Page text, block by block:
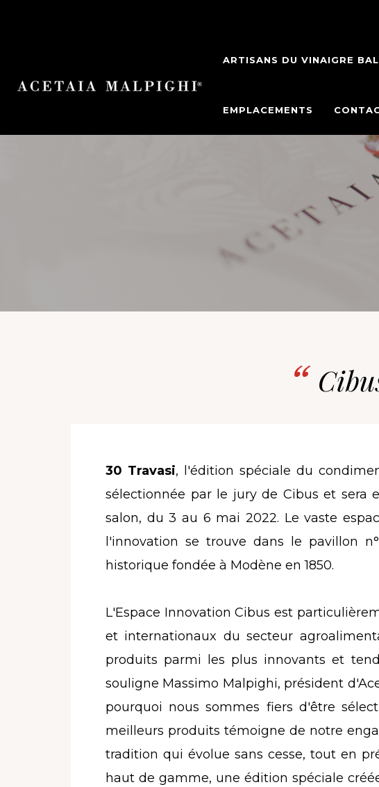
ARTISANS DU VINAIGRE
EMPLACEMENTS
30 Travasi, l'édition spéciale du
sélectionnée par le jury de Cibus et sera
salon, du 3 au 6 mai 2022. Le vaste
l'innovation se trouve dans le pavillon
historique fondée à Modène en 1850.
L'Espace Innovation Cibus est
et internationaux du secteur
produits parmi les plus innovants et
souligne Massimo Malpighi, président
pourquoi nous sommes fiers d'être
meilleurs produits témoigne de notre
tradition qui évolue sans cesse, tout en
haut de gamme, une édition spéciale